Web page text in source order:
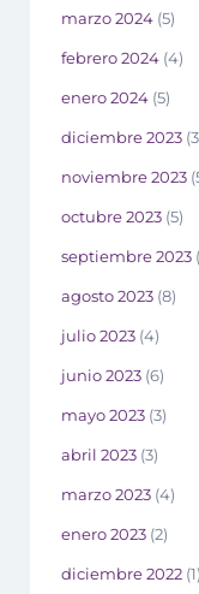
marzo 2024 (5)
febrero 2024 (4)
enero 2024 (5)
diciembre 2023
noviembre 2023
octubre 2023 (5)
septiembre 2023
agosto 2023 (8)
julio 2023 (4)
junio 2023 (6)
mayo 2023 (3)
abril 2023 (3)
marzo 2023 (4)
enero 2023 (2)
diciembre 2022 (1)